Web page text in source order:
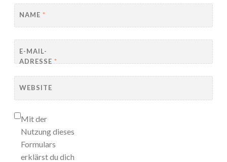
NAME *
E-MAIL-
ADRESSE *
WEBSITE
Mit der
Nutzung dieses
Formulars
erklärst du dich